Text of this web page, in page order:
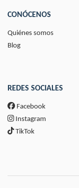
CONÓCENOS
Quiénes somos
Blog
REDES SOCIALES
Facebook
Instagram
TikTok